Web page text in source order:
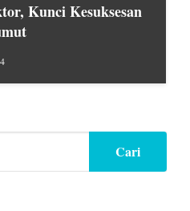
Kunci Kesuksesan
Cari